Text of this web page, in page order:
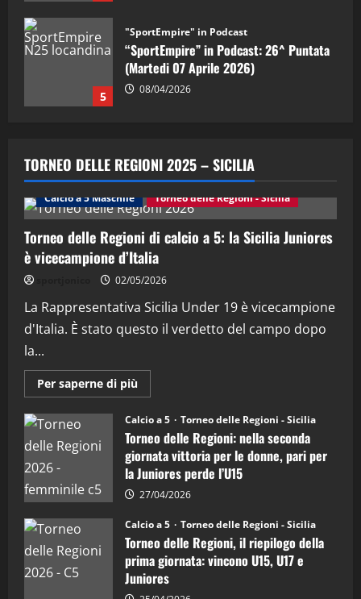
1
"SportEmpire" in Podcast
“SportEmpire” in Podcast: 30^ Puntata
(Martedi 05 Maggio 2026)
08/05/2026
2
“SportEmpire” in Podcast: 29^ Puntata
(Martedi 28 Aprile 2026)
3
"SportEmpire" in Podcast
“SportEmpire” in Podcast: 28^ Puntata
(Martedi 21 Aprile 2026)
21/04/2026
4
(Martedi 14 Aprile 2026)
5
"SportEmpire" in Podcast
“SportEmpire” in Podcast: 26^ Puntata
(Martedi 07 Aprile 2026)
TORNEO DELLE REGIONI 2025 – SICILIA
Calcio a 5 Maschile Torneo delle Regioni - Sicilia
Torneo delle Regioni di calcio a 5: la Sicilia Juniores
è vicecampione d’Italia
02/05/2026
La Rappresentativa Sicilia Under 19 è vicecampione
d'Italia. È stato questo il verdetto del campo dopo
la...
Per saperne di più
informazioni
Torneo
delle
Regioni
di
calcio
a
5:
la
Juniores
è
vicecampione
d’Italia
Calcio a 5 Torneo delle Regioni - Sicilia
Torneo delle Regioni: nella seconda
giornata vittoria per le donne, pari per
la Juniores perde l’U15
27/04/2026
Calcio a 5 Torneo delle Regioni - Sicilia
Torneo delle Regioni, il riepilogo della
prima giornata: vincono U15, U17 e
Juniores